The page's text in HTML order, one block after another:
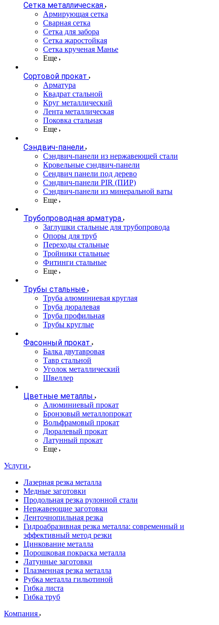
Сетка металлическая
Армирующая сетка
Сварная сетка
Сетка для забора
Сетка жаростойкая
Сетка крученая Манье
Еще
Сортовой прокат
Арматура
Квадрат стальной
Круг металлический
Лента металлическая
Поковка стальная
Еще
Сэндвич-панели
Cэндвич-панели из нержавеющей стали
Кровельные сэндвич-панели
Сендвич панели под дерево
Сэндвич-панели PIR (ПИР)
Сэндвич-панели из минеральной ваты
Еще
Трубопроводная арматура
Заглушки стальные для трубопровода
Опоры для труб
Переходы стальные
Тройники стальные
Фитинги стальные
Еще
Трубы стальные
Труба алюминиевая круглая
Труба дюралевая
Труба профильная
Трубы круглые
Фасонный прокат
Балка двутавровая
Тавр стальной
Уголок металлический
Швеллер
Цветные металлы
Алюминиевый прокат
Бронзовый металлопрокат
Вольфрамовый прокат
Дюралевый прокат
Латунный прокат
Еще
Услуги
Лазерная резка металла
Медные заготовки
Продольная резка рулонной стали
Нержавеющие заготовки
Ленточнопильная резка
Гидроабразивная резка металла: современный и
эффективный метод резки
Цинкование металла
Порошковая покраска металла
Латунные заготовки
Плазменная резка металла
Рубка металла гильотиной
Гибка листа
Гибка труб
Компания